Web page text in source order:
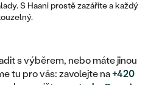
S Haani prostě zazáříte a každý
s výběrem, nebo máte jinou
tu pro vás: zavolejte na+420